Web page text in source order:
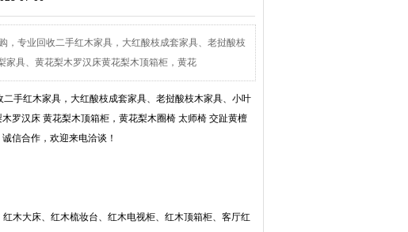
，专业回收二手红木家具，大红酸枝成套家具、老挝酸枝
家具、黄花梨木罗汉床黄花梨木顶箱柜，黄花
手红木家具，大红酸枝成套家具、老挝酸枝木家具、小叶
罗汉床 黄花梨木顶箱柜，黄花梨木圈椅 太师椅 交趾黄檀
信合作，欢迎来电洽谈！
木大床、红木梳妆台、红木电视柜、红木顶箱柜、客厅红